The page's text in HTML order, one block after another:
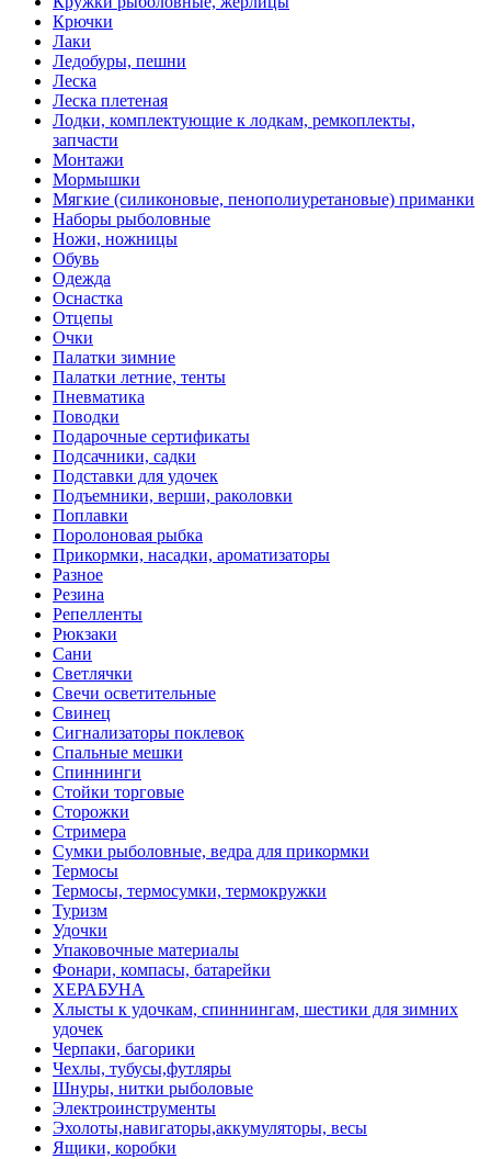
Крючки
Лаки
Ледобуры, пешни
Леска
Леска плетеная
Лодки, комплектующие к лодкам, ремкоплекты,
запчасти
Монтажи
Мормышки
Мягкие (силиконовые, пенополиуретановые) приманки
Наборы рыболовные
Ножи, ножницы
Обувь
Одежда
Оснастка
Отцепы
Очки
Палатки зимние
Палатки летние, тенты
Пневматика
Поводки
Подарочные сертификаты
Подсачники, садки
Подставки для удочек
Подъемники, верши, раколовки
Поплавки
Поролоновая рыбка
Прикормки, насадки, ароматизаторы
Разное
Резина
Репелленты
Рюкзаки
Сани
Светлячки
Свечи осветительные
Свинец
Сигнализаторы поклевок
Спальные мешки
Спиннинги
Стойки торговые
Сторожки
Стримера
Сумки рыболовные, ведра для прикормки
Термосы
Термосы, термосумки, термокружки
Туризм
Удочки
Упаковочные материалы
Фонари, компасы, батарейки
ХЕРАБУНА
Хлысты к удочкам, спиннингам, шестики для зимних
удочек
Черпаки, багорики
Чехлы, тубусы,футляры
Шнуры, нитки рыболовые
Электроинструменты
Эхолоты,навигаторы,аккумуляторы, весы
Ящики, коробки